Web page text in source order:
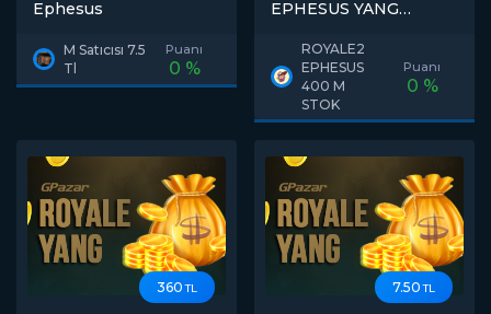
Ephesus
M Satıcısı 7.5
Tl
Puanı
0 %
EPHESUS YANG
ROYALE2
EPHESUS
400 M
STOK
Puanı
0 %
360 TL 7.50 TL